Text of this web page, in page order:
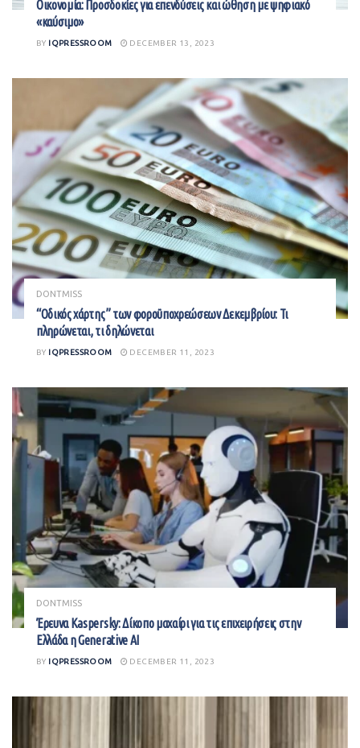
Οικονομία: Προσδοκίες για επενδύσεις και ώθηση με ψηφιακό
«καύσιμο»
BY IQPRESSROOM DECEMBER 13, 2023
DONTMISS
“Οδικός χάρτης” των φοροϋποχρεώσεων Δεκεμβρίου: Τι
πληρώνεται, τι δηλώνεται
BY IQPRESSROOM DECEMBER 11, 2023
DONTMISS
Έρευνα Kaspersky: Δίκοπο μαχαίρι για τις επιχειρήσεις στην
Ελλάδα η Generative AI
BY IQPRESSROOM DECEMBER 11, 2023